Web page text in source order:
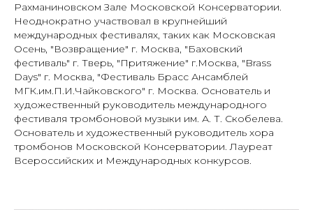
Рахманиновском Зале Московской Консерватории.
Неоднократно участвовал в крупнейший
международных фестивалях, таких как Московская
Осень, "Возвращение" г. Москва, "Баховский
фестиваль" г. Тверь, "Притяжение" г.Москва, "Brass
Days" г. Москва, "Фестиваль Брасс Ансамблей
МГК.им.П.И.Чайковского" г. Москва. Основатель и
художественный руководитель международного
фестиваля тромбоновой музыки им. А. Т. Скобелева.
Основатель и художественный руководитель хора
тромбонов Московской Консерватории. Лауреат
Всероссийских и Международных конкурсов.